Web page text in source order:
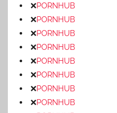
❌PORNHUB
❌PORNHUB
❌PORNHUB
❌PORNHUB
❌PORNHUB
❌PORNHUB
❌PORNHUB
❌PORNHUB